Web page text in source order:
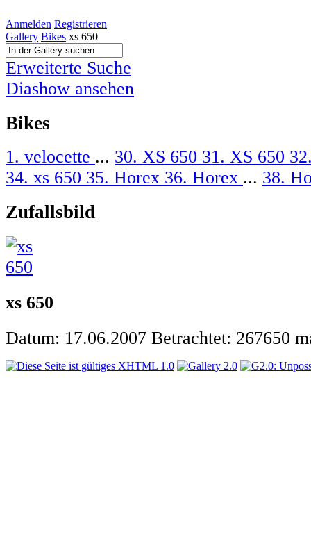
Anmelden Registrieren
Gallery Bikes xs 650
Erweiterte Suche
Diashow ansehen
Bikes
1. velocette ... 30. XS 650 31. XS 650
34. xs 650 35. Horex 36. Horex ... 38.
Zufallsbild
xs 650
Datum: 17.06.2007 Betrachtet: 267650